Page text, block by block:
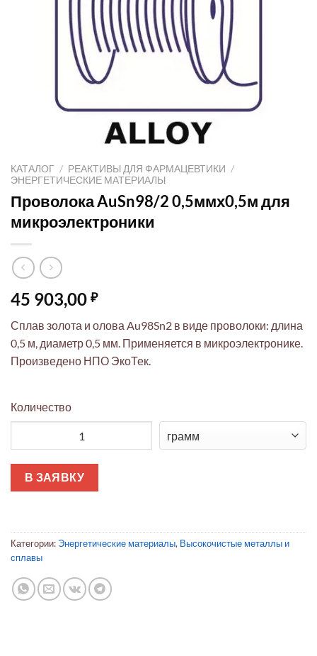
КАТАЛОГ / РЕАКТИВЫ ДЛЯ ФАРМАЦЕВТИКИ /
ЭНЕРГЕТИЧЕСКИЕ МАТЕРИАЛЫ
Проволока AuSn98/2 0,5ммх0,5м для
микроэлектроники
45 903,00 ₽
Сплав золота и олова Au98Sn2 в виде проволоки: длина
0,5 м, диаметр 0,5 мм. Применяется в микроэлектронике.
Произведено НПО ЭкоТек.
Количество
В ЗАЯВКУ
Категории: Энергетические материалы, Высокочистые металлы и
сплавы